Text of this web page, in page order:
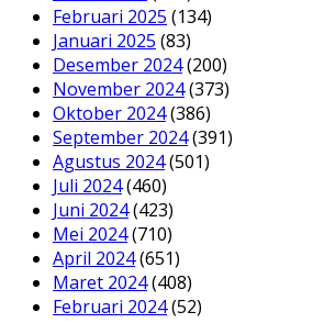
Februari 2025 (134)
Januari 2025 (83)
Desember 2024(200)
November 2024(373)
Oktober 2024(386)
September 2024(391)
Agustus 2024(501)
Juli 2024(460)
Juni 2024(423)
Mei 2024(710)
April 2024(651)
Maret 2024(408)
Februari 2024(52)